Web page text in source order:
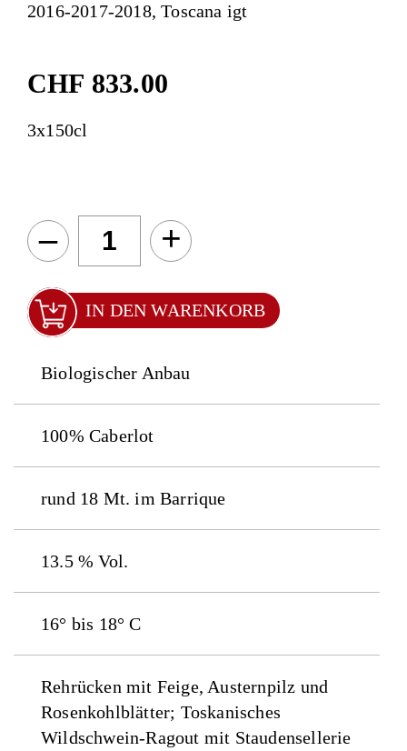
2016-2017-2018, Toscana igt
CHF 833.00
3x150cl
– +
IN DEN WARENKORB
Biologischer Anbau
100% Caberlot
rund 18 Mt. im Barrique
13.5 % Vol.
16° bis 18° C
Rehrücken mit Feige, Austernpilz und
Rosenkohlblätter; Toskanisches
Wildschwein-Ragout mit Staudensellerie